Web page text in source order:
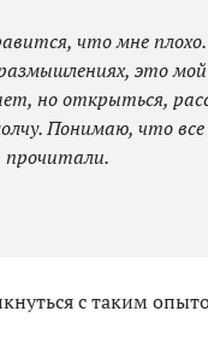
что мне
это
но открыться,
Понимаю, что все
прочитали.
с таким